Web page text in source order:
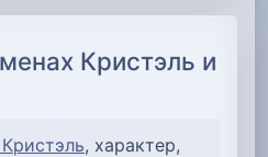
Кристэль и
, характер,